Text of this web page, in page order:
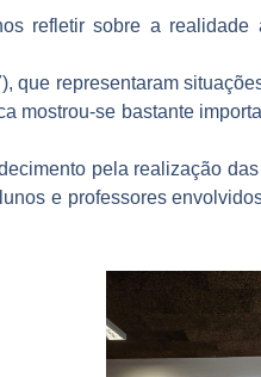
refletir sobre a realidade
que representaram
mostrou-se bastante
pela realização
e professores